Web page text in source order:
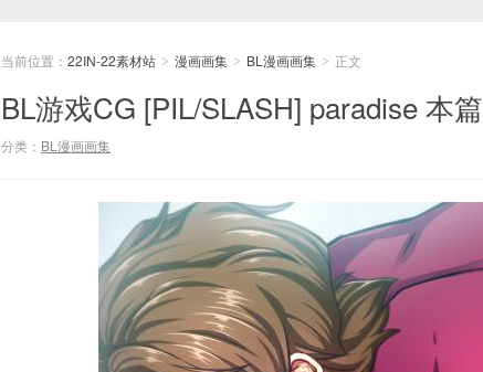
当前位置： 22IN-22素材站 > 漫画画集 > BL漫画画集 > 正文
BL游戏CG [PIL/SLASH] paradise 本篇
分类： BL漫画画集